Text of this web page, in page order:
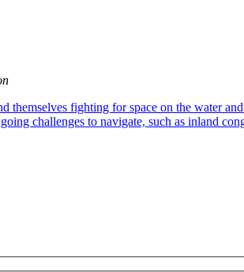
themselves fighting for space on the water
challenges to navigate, such as inland